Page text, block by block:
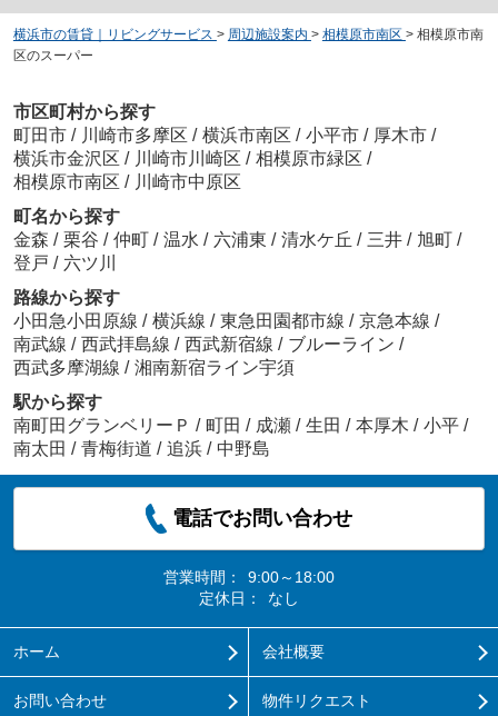
横浜市の賃貸｜リビングサービス > 周辺施設案内 > 相模原市南区 > 相模原市南
区のスーパー
市区町村から探す
町田市 / 川崎市多摩区 / 横浜市南区 / 小平市 / 厚木市 /
横浜市金沢区 / 川崎市川崎区 / 相模原市緑区 /
相模原市南区 / 川崎市中原区
町名から探す
金森 / 栗谷 / 仲町 / 温水 / 六浦東 / 清水ケ丘 / 三井 / 旭町 /
登戸 / 六ツ川
路線から探す
小田急小田原線 / 横浜線 / 東急田園都市線 / 京急本線 /
南武線 / 西武拝島線 / 西武新宿線 / ブルーライン /
西武多摩湖線 / 湘南新宿ライン宇須
駅から探す
南町田グランベリーＰ / 町田 / 成瀬 / 生田 / 本厚木 / 小平 /
南太田 / 青梅街道 / 追浜 / 中野島
電話でお問い合わせ
営業時間：
9:00～18:00
定休日：
なし
ホーム 会社概要
お問い合わせ 物件リクエスト